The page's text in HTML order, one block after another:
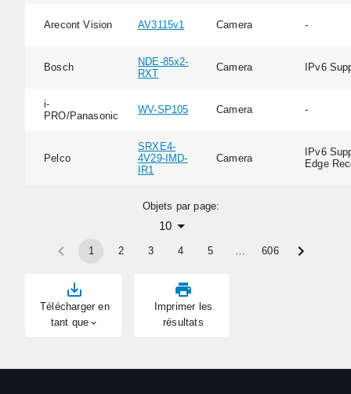
Télécharger en
tant que
Imprimer les
résultats
Arecont Vision AV3115v1 Camera -
Bosch
NDE-85x2-
RXT
Camera IPv6
i-
PRO/Panasonic
WV-SP105 Camera -
Pelco
SRXE4-
4V29-IMD-
IR1
Camera
IPv6
Edge
Objets par page:
10
1 2 3 4 5 … 606